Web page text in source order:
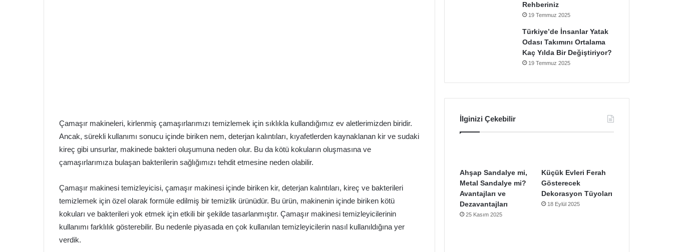
Çamaşır makineleri, kirlenmiş çamaşırlarımızı temizlemek için sıklıkla kullandığımız ev aletlerimizden biridir.
Ancak, sürekli kullanımı sonucu içinde biriken nem, deterjan kalıntıları, kıyafetlerden kaynaklanan kir ve sudaki
kireç gibi unsurlar, makinede bakteri oluşumuna neden olur. Bu da kötü kokuların oluşmasına ve
çamaşırlarımıza bulaşan bakterilerin sağlığımızı tehdit etmesine neden olabilir.
Çamaşır makinesi temizleyicisi, çamaşır makinesi içinde biriken kir, deterjan kalıntıları, kireç ve bakterileri
temizlemek için özel olarak formüle edilmiş bir temizlik ürünüdür. Bu ürün, makinenin içinde biriken kötü
kokuları ve bakterileri yok etmek için etkili bir şekilde tasarlanmıştır. Çamaşır makinesi temizleyicilerinin
kullanımı farklılık gösterebilir. Bu nedenle piyasada en çok kullanılan temizleyicilerin nasıl kullanıldığına yer
verdik.
Rehberiniz
19 Temmuz 2025
Türkiye’de İnsanlar Yatak
Odası Takımını Ortalama
Kaç Yılda Bir Değiştiriyor?
19 Temmuz 2025
İlginizi Çekebilir
Ahşap Sandalye mi,
Metal Sandalye mi?
Avantajları ve
Dezavantajları
25 Kasım 2025
Küçük Evleri Ferah
Gösterecek
Dekorasyon Tüyoları
18 Eylül 2025